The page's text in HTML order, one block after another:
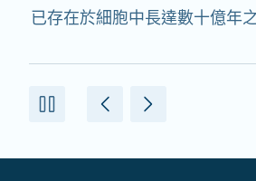
已存在於細胞中長達數十億年